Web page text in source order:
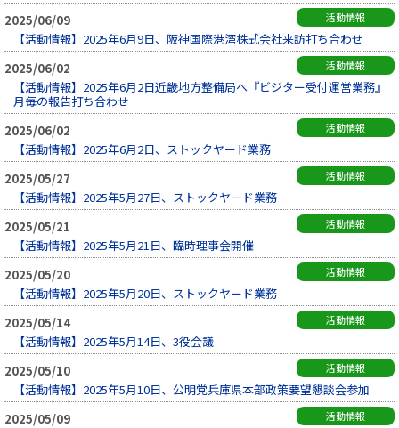
2025/06/09
活動情報
【活動情報】2025年6月9日、阪神国際港湾株式会社来訪打ち合わせ
2025/06/02
活動情報
【活動情報】2025年6月2日近畿地方整備局へ『ビジター受付運営業務』
月毎の報告打ち合わせ
2025/06/02
活動情報
【活動情報】2025年6月2日、ストックヤード業務
2025/05/27
活動情報
【活動情報】2025年5月27日、ストックヤード業務
2025/05/21
活動情報
【活動情報】2025年5月21日、臨時理事会開催
2025/05/20
活動情報
【活動情報】2025年5月20日、ストックヤード業務
2025/05/14
活動情報
【活動情報】2025年5月14日、3役会議
2025/05/10
活動情報
【活動情報】2025年5月10日、公明党兵庫県本部政策要望懇談会参加
2025/05/09
活動情報